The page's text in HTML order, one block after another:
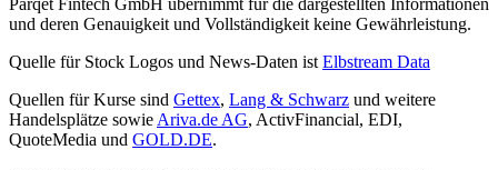
Parqet Fintech GmbH übernimmt für die dargestellten Informationen
und deren Genauigkeit und Vollständigkeit keine Gewährleistung.
Quelle für Stock Logos und News-Daten ist Elbstream Data
Quellen für Kurse sind Gettex, Lang & Schwarz und weitere
Handelsplätze sowie Ariva.de AG, ActivFinancial, EDI,
QuoteMedia und GOLD.DE.